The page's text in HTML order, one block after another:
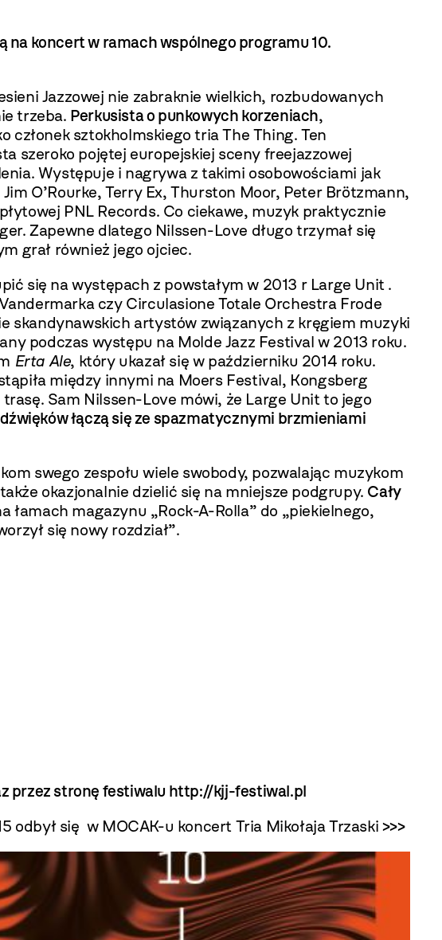
na koncert w ramach wspólnego programu 10.
Jazzowej nie zabraknie wielkich, rozbudowanych
trzeba. Perkusista o punkowych korzeniach,
członek sztokholmskiego tria The Thing. Ten
szeroko pojętej europejskiej sceny freejazzowej
Występuje i nagrywa z takimi osobowościami jak
O’Rourke, Terry Ex, Thurston Moor, Peter Brötzmann,
PNL Records. Co ciekawe, muzyk praktycznie
Zapewne dlatego Nilssen-Love długo trzymał się
grał również jego ojciec.
się na występach z powstałym w 2013 r Large Unit .
czy Circulasione Totale Orchestra Frode
skandynawskich artystów związanych z kręgiem muzyki
podczas występu na Molde Jazz Festival w 2013 roku.
Erta Ale, który ukazał się w październiku 2014 roku.
między innymi na Moers Festival, Kongsberg
Sam Nilssen-Love mówi, że Large Unit to jego
łączą się ze spazmatycznymi brzmieniami
swego zespołu wiele swobody, pozwalając muzykom
okazjonalnie dzielić się na mniejsze podgrupy. Cały
łamach magazynu „Rock-A-Rolla” do „piekielnego,
się nowy rozdział”.
przez stronę festiwalu http://kjj-festiwal.pl
odbył się w MOCAK-u koncert Tria Mikołaja Trzaski >>>